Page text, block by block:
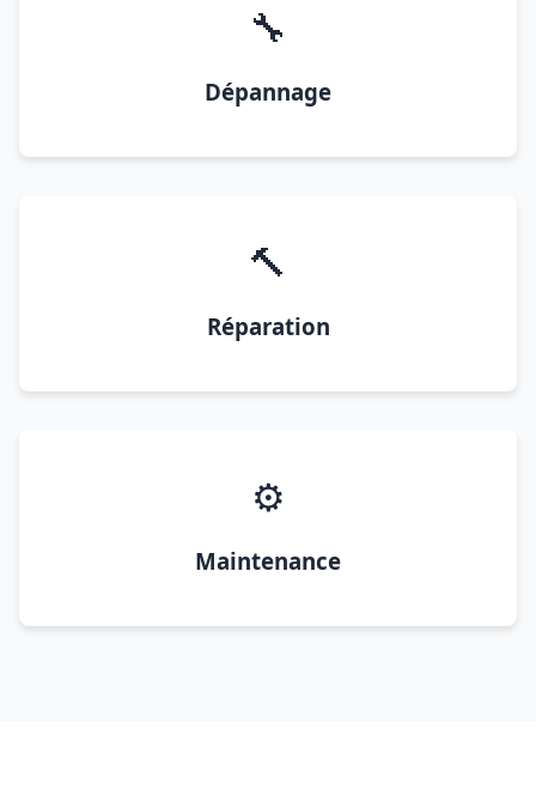
🔧
Dépannage
🔨
Réparation
⚙️
Maintenance